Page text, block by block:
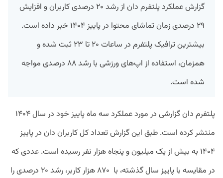
گزارش عملکرد پلتفرم دان از رشد ۲۰ درصدی کاربران و افزایش
۲۹ درصدی زمان تماشای محتوا در پاییز ۱۴۰۴ خبر داده است.
بیشترین ترافیک پلتفرم در ساعات ۲۰ تا ۲۳ ثبت شده و
همزمان، استفاده از اپ‌های ورزشی با رشد ۸۸ درصدی مواجه
شده است.
پلتفرم دان گزارشی در مورد عملکرد سه ماه پاییز خود در سال ۱۴۰۴
منتشر کرده است. طبق این گزارش تعداد کل کاربران دان‌ در پاییز
۱۴۰۴ به بیش از یک میلیون و پنجاه هزار نفر رسیده است. عددی که
در مقایسه با پاییز سال گذشته، با ۸۷۰ هزار کاربر، رشد ۲۰ درصدی را